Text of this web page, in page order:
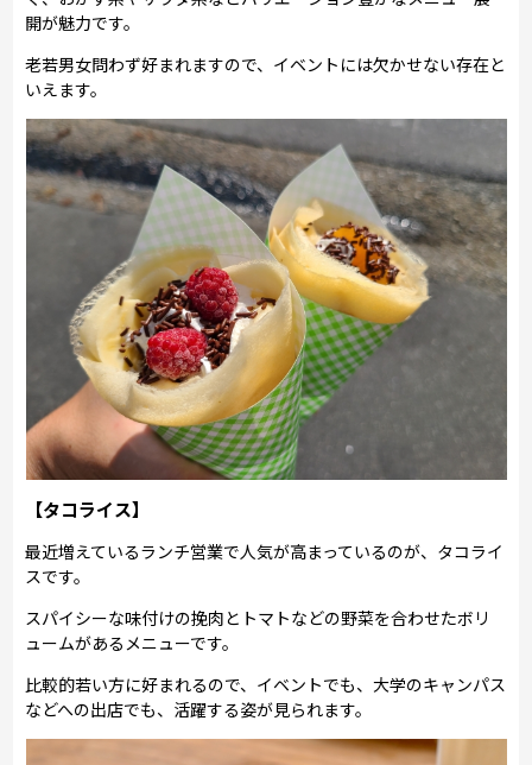
開が魅力です。
老若男女問わず好まれますので、イベントには欠かせない存在と
いえます。
【タコライス】
最近増えているランチ営業で人気が高まっているのが、タコライ
スです。
スパイシーな味付けの挽肉とトマトなどの野菜を合わせたボリ
ュームがあるメニューです。
比較的若い方に好まれるので、イベントでも、大学のキャンパス
などへの出店でも、活躍する姿が見られます。